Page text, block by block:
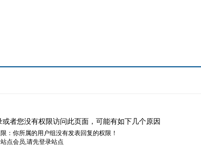
或者您没有权限访问此页面，可能有如下几个原因
：你所属的用户组没有发表回复的权限！
点会员,请先登录站点